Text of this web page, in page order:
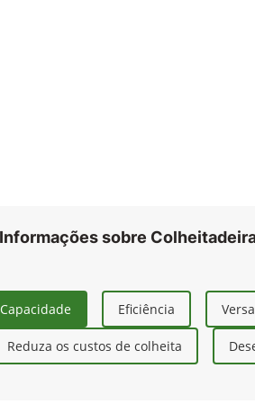
Informações sobre
Capacidade Eficiência
Reduza os custos de colheita